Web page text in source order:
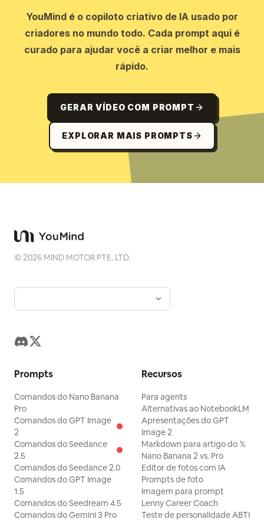
YouMind é o copiloto criativo de IA usado por
criadores no mundo todo. Cada prompt aqui é
curado para ajudar você a criar melhor e mais
rápido.
GERAR VÍDEO COM PROMPT
EXPLORAR MAIS PROMPTS
©2026 MIND MOTOR PTE. LTD.
Prompts
Comandos do Nano Banana
Pro
Comandos do GPT Image
2
Comandos do Seedance
2.5
Comandos do Seedance 2.0
Comandos do GPT Image
1.5
Comandos do Seedream 4.5
Comandos do Gemini 3 Pro
Recursos
Para agents
Alternativas ao NotebookLM
Apresentações do GPT
Image 2
Markdown para artigo do 𝕏
Nano Banana 2 vs. Pro
Editor de fotos com IA
Prompts de foto
Imagem para prompt
Lenny Career Coach
Teste de personalidade ABTI